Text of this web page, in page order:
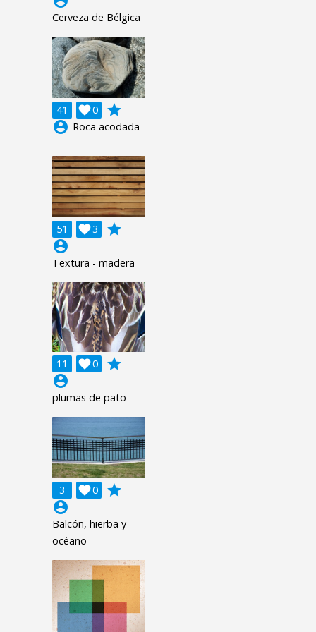
Cerveza de Bélgica
41 0

grade
account_circle Roca acodada
51 3

grade
account_circle
Textura - madera
11 0

grade
account_circle
plumas de pato
3 0

grade
account_circle
Balcón, hierba y
océano